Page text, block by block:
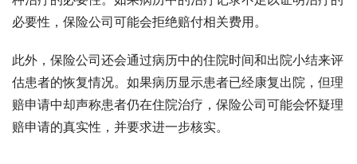
必要性，保险公司可能会拒绝赔付相关费用。
此外，保险公司还会通过病历中的住院时间和出院小结来评
估患者的恢复情况。如果病历显示患者已经康复出院，但理
赔申请中却声称患者仍在住院治疗，保险公司可能会怀疑理
赔申请的真实性，并要求进一步核实。